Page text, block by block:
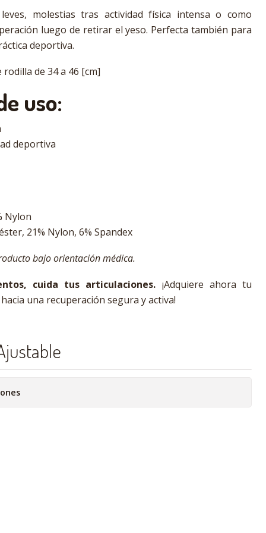
molestias tras actividad física intensa o como
luego de retirar el yeso. Perfecta también para
deportiva.
de 34 a 46 [cm]
uso:
deportiva
Nylon
21% Nylon, 6% Spandex
bajo orientación médica.
cuida tus articulaciones. ¡Adquiere ahora tu
una recuperación segura y activa!